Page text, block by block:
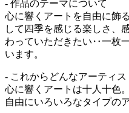
- 作品のテーマについて
心に響くアートを自由に飾
して四季を感じる楽しさ、
わっていただきたい‥一枚
います。
- これからどんなアーティ
心に響くアートは十人十色。
自由にいろいろなタイプの